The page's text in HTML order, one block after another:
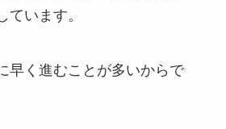
ています。
早く進むことが多いからで